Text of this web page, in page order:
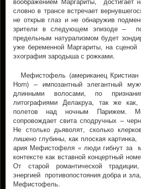
словно в трансе встречает
не открыв глаз и не обнаружив
зрители в следующем эпизоде –
предельным натурализмом будет
уже беременной Маргариты, на сценой
эхография зародыша с рожками.
Мефистофель (американец
Horn) – импозантный элегантный
длинными волосами, по
литографиями Делакруа, так же
полетов над ночным Парижем.
сопровождает свита сподручных –
Не столько дьяволят, сколько
лишено глубины, как плоская
ария Мефистофеля « люди гибнут за
контексте как вставной концертный
От старой романтической
энергией противопостояния добра и
Мефистофель.